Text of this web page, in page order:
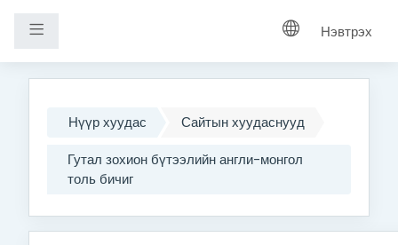
Хажуугийн самбар Нэвтрэх
Нүүр хуудас
Сайтын хуудаснууд
Гутал зохион бүтээлийн англи-монгол
толь бичиг